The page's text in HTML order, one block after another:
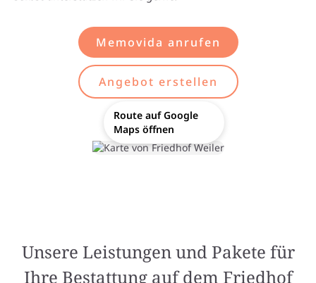
Memovida anrufen
Angebot erstellen
Route auf Google
Maps öffnen
Unsere Leistungen und Pakete für
Ihre Bestattung auf dem Friedhof